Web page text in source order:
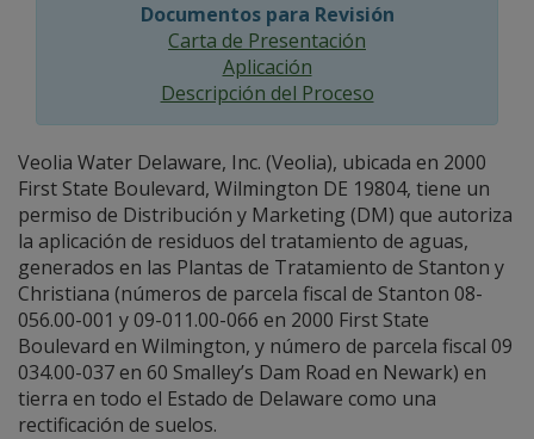
Documentos para Revisión
Carta de Presentación
Aplicación
Descripción del Proceso
Veolia Water Delaware, Inc. (Veolia), ubicada en 2000
First State Boulevard, Wilmington DE 19804, tiene un
permiso de Distribución y Marketing (DM) que autoriza
la aplicación de residuos del tratamiento de aguas,
generados en las Plantas de Tratamiento de Stanton y
Christiana (números de parcela fiscal de Stanton 08-
056.00-001 y 09-011.00-066 en 2000 First State
Boulevard en Wilmington, y número de parcela fiscal 09
034.00-037 en 60 Smalley’s Dam Road en Newark) en
tierra en todo el Estado de Delaware como una
rectificación de suelos.